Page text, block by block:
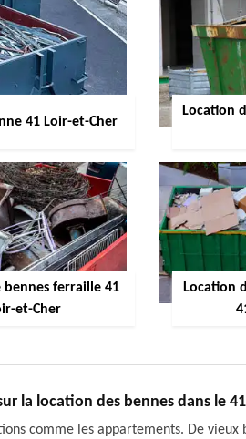
41 Loir-et-Cher
Location
bennes ferraille 41
et-Cher
Location
la location des bennes dans le
comme les appartements. De vieux